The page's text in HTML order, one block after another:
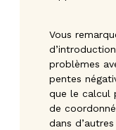
Vous
problèmes
pentes
que le calcul
de
dans